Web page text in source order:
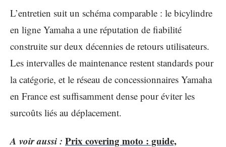
L’entretien suit un schéma comparable : le bicylindre
en ligne Yamaha a une réputation de fiabilité
construite sur deux décennies de retours utilisateurs.
Les intervalles de maintenance restent standards pour
la catégorie, et le réseau de concessionnaires Yamaha
en France est suffisamment dense pour éviter les
surcoûts liés au déplacement.
A voir aussi : Prix covering moto : guide,